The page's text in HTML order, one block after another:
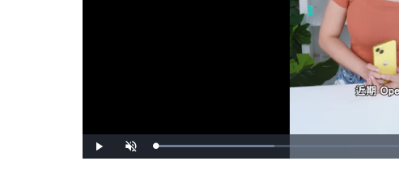
播
放
開
啟
載
入